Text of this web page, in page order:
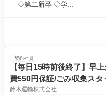
◇第二新卒 ◇学...
契約社員
【毎日15時前後終了】早
費550円保証/ごみ収集スタ
鈴木運輸株式会社